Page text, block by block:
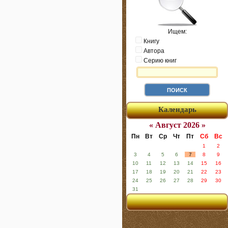
Ищем:
Книгу
Автора
Серию книг
Календарь
« Август 2026 »
Пн Вт Ср Чт Пт Сб Вс
1
2
3
4 5 6 7 8
9
10
11 12 13 14 15
16
17
18 19 20 21 22
23
24
25 26 27 28 29
30
31